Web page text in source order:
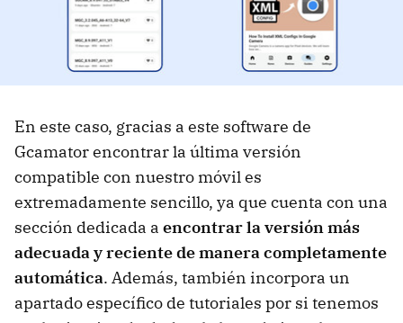
En este caso, gracias a este software de
Gcamator encontrar la última versión
compatible con nuestro móvil es
extremadamente sencillo, ya que cuenta con una
sección dedicada a encontrar la versión más
adecuada y reciente de manera completamente
automática. Además, también incorpora un
apartado específico de tutoriales por si tenemos